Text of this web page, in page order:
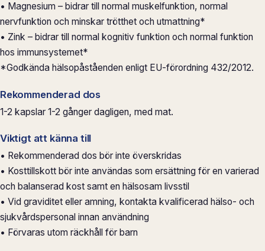
• Magnesium – bidrar till normal muskelfunktion, normal
nervfunktion och minskar trötthet och utmattning*
• Zink – bidrar till normal kognitiv funktion och normal funktion
hos immunsystemet*
*Godkända hälsopåståenden enligt EU-förordning 432/2012.
Rekommenderad dos
1-2 kapslar 1-2 gånger dagligen, med mat.
Viktigt att känna till
• Rekommenderad dos bör inte överskridas
• Kosttillskott bör inte användas som ersättning för en varierad
och balanserad kost samt en hälsosam livsstil
• Vid graviditet eller amning, kontakta kvalificerad hälso- och
sjukvårdspersonal innan användning
• Förvaras utom räckhåll för barn